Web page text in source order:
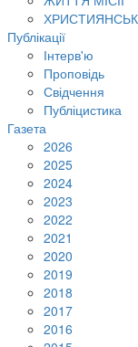
Публікації
Інтерв'ю
Проповідь
Свідчення
Публіцистика
Газета
2026
2025
2024
2023
2022
2021
2020
2019
2018
2017
2016